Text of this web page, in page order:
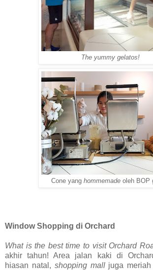
The yummy gelatos!
Cone yang hommemade oleh BOP
Window Shopping di Orchard
What is the best time to visit Orchard
akhir tahun! Area jalan kaki di
hiasan natal, shopping mall juga